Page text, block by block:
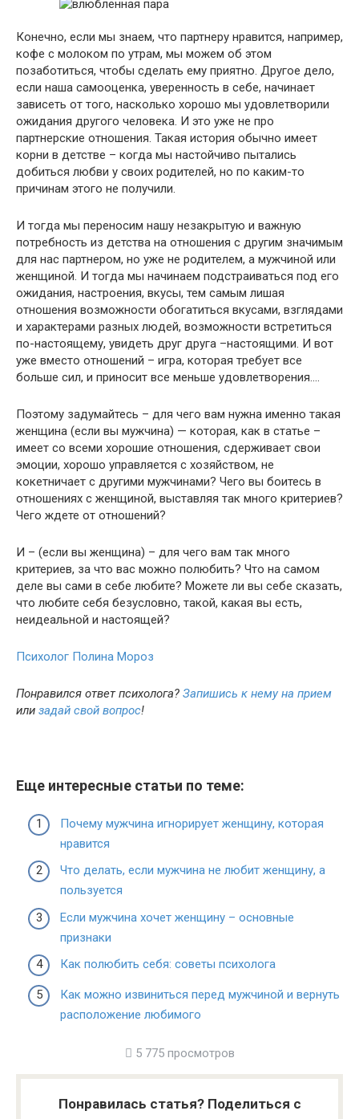
Конечно, если мы знаем, что партнеру нравится, например,
кофе с молоком по утрам, мы можем об этом
позаботиться, чтобы сделать ему приятно. Другое дело,
если наша самооценка, уверенность в себе, начинает
зависеть от того, насколько хорошо мы удовлетворили
ожидания другого человека. И это уже не про
партнерские отношения. Такая история обычно имеет
корни в детстве – когда мы настойчиво пытались
добиться любви у своих родителей, но по каким-то
причинам этого не получили.
И тогда мы переносим нашу незакрытую и важную
потребность из детства на отношения с другим значимым
для нас партнером, но уже не родителем, а мужчиной или
женщиной. И тогда мы начинаем подстраиваться под его
ожидания, настроения, вкусы, тем самым лишая
отношения возможности обогатиться вкусами, взглядами
и характерами разных людей, возможности встретиться
по-настоящему, увидеть друг друга –настоящими. И вот
уже вместо отношений – игра, которая требует все
больше сил, и приносит все меньше удовлетворения….
Поэтому задумайтесь – для чего вам нужна именно такая
женщина (если вы мужчина) — которая, как в статье –
имеет со всеми хорошие отношения, сдерживает свои
эмоции, хорошо управляется с хозяйством, не
кокетничает с другими мужчинами? Чего вы боитесь в
отношениях с женщиной, выставляя так много критериев?
Чего ждете от отношений?
И – (если вы женщина) – для чего вам так много
критериев, за что вас можно полюбить? Что на самом
деле вы сами в себе любите? Можете ли вы себе сказать,
что любите себя безусловно, такой, какая вы есть,
неидеальной и настоящей?
Психолог Полина Мороз
Понравился ответ психолога? Запишись к нему на прием
или задай свой вопрос!
Еще интересные статьи по теме:
Почему мужчина игнорирует женщину, которая
нравится
Что делать, если мужчина не любит женщину, а
пользуется
Если мужчина хочет женщину – основные
признаки
Как полюбить себя: советы психолога
Как можно извиниться перед мужчиной и вернуть
расположение любимого
5 775 просмотров
Понравилась статья? Поделиться с